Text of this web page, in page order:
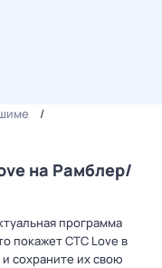
на Рамблер/
программа
покажет СТС Love в
сохраните их свою